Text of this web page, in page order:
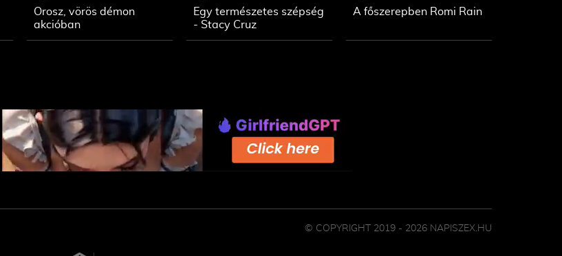
Orosz, vörös démon
akcióban
Egy természetes szépség
- Stacy Cruz
A főszerepben Romi Rain
© COPYRIGHT 2019 - 2026 NAPISZEX.HU